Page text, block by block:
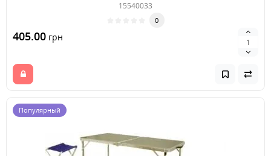
15540033
0
405.00 грн
Популярный